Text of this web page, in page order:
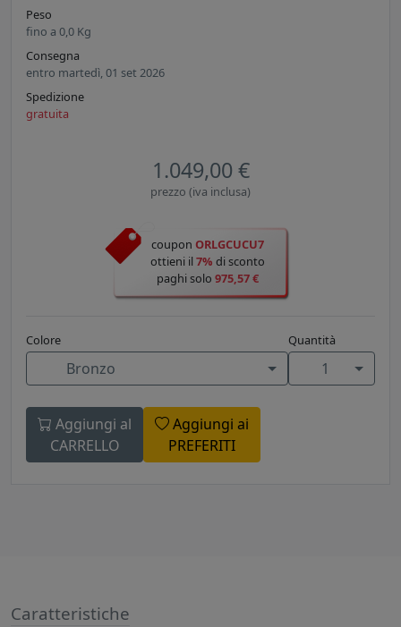
Peso
fino a 0,0 Kg
Consegna
entro martedì, 01 set 2026
Spedizione
gratuita
1.049,00 €
prezzo (iva inclusa)
coupon ORLGCUCU7
ottieni il7% di sconto
paghi solo 975,57 €
Colore
Bronzo
Quantità
1
Aggiungi al
CARRELLO
Aggiungi ai
PREFERITI
Caratteristiche